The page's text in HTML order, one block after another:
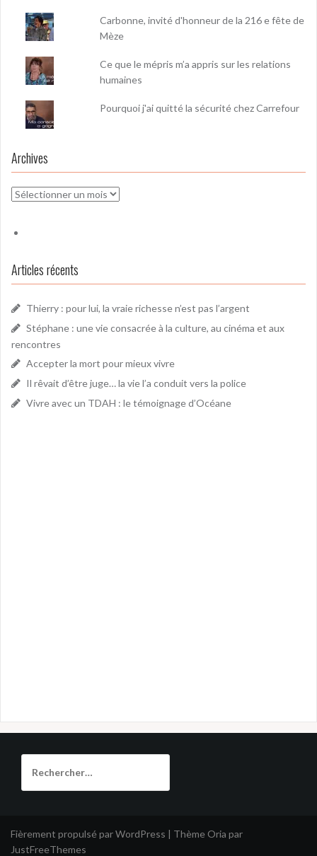
Carbonne, invité d'honneur de la 216 e fête de
Mèze
Ce que le mépris m’a appris sur les relations
humaines
Pourquoi j'ai quitté la sécurité chez Carrefour
Archives
Archives
Articles récents
Thierry : pour lui, la vraie richesse n’est pas l’argent
Stéphane : une vie consacrée à la culture, au cinéma et aux
rencontres
Accepter la mort pour mieux vivre
Il rêvait d’être juge… la vie l’a conduit vers la police
Vivre avec un TDAH : le témoignage d’Océane
Fièrement propulsé par WordPress | Thème Oria par
JustFreeThemes